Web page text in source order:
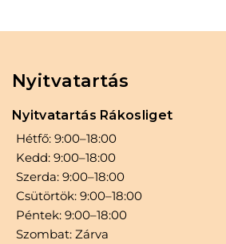
Nyitvatartás
Nyitvatartás Rákosliget
Hétfő: 9:00–18:00
Kedd: 9:00–18:00
Szerda: 9:00–18:00
Csütörtök: 9:00–18:00
Péntek: 9:00–18:00
Szombat: Zárva